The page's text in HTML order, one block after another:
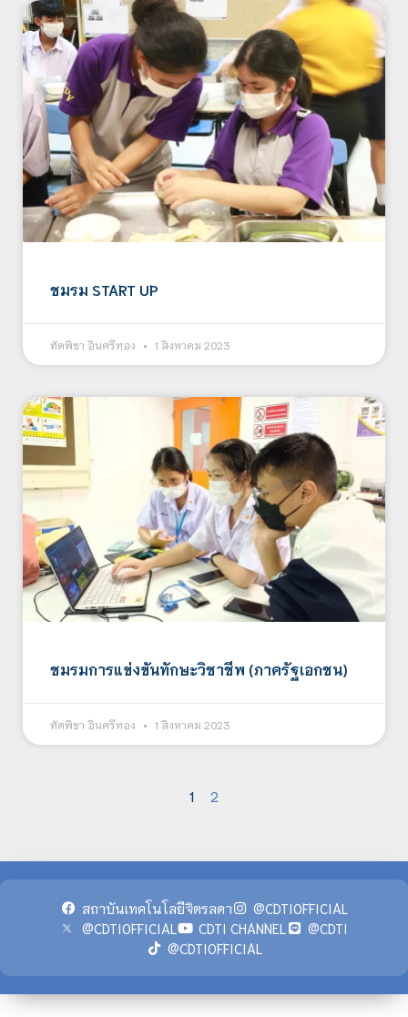
ชมรม START UP
ทัตพิชา อินศรีทอง 1 สิงหาคม 2023
ชมรมการแข่งขันทักษะวิชาชีพ (ภาครัฐเอกชน)
ทัตพิชา อินศรีทอง 1 สิงหาคม 2023
1 2
สถาบันเทคโนโลยีจิตรลดา
@CDTIOFFICIAL
@CDTIOFFICIAL
CDTI CHANNEL
@CDTI
@CDTIOFFICIAL